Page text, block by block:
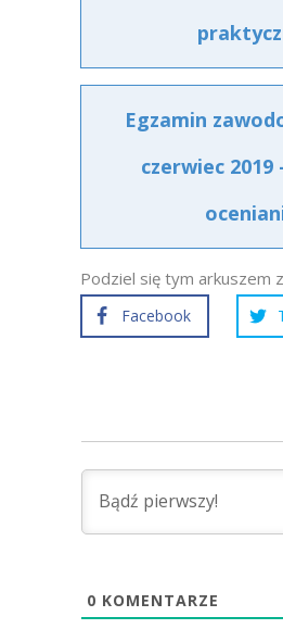
Egzamin
czerwiec 2019
Podziel się tym arkuszem
Facebook
0 KOMENTARZE